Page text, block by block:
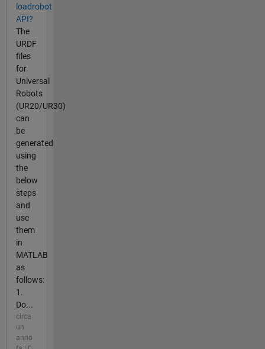
loadrobot
API?
The
URDF
files
for
Universal
Robots
(UR20/UR30)
can
be
generated
using
the
below
steps
and
use
them
in
MATLAB
as
follows:
1.
Do...
circa
un
anno